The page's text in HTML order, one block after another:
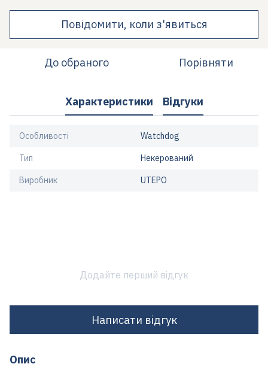
Повідомити, коли з'явиться
До обраного Порівняти
Характеристики Відгуки
Особливості Watchdog
Тип Некерований
Виробник UTEPO
Додайте перший відгук
Написати відгук
Опис